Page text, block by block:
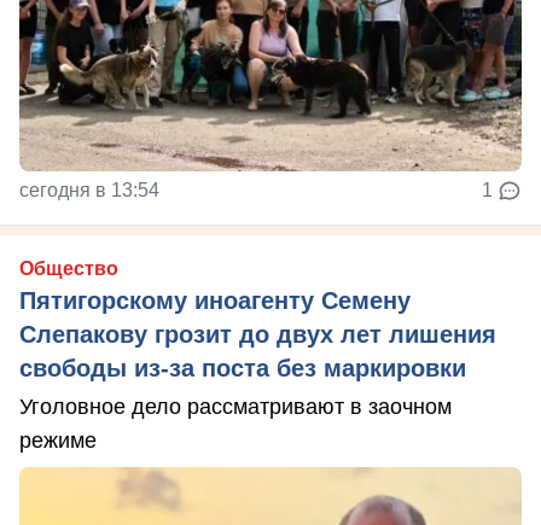
сегодня в 13:54 1
Общество
Пятигорскому иноагенту Семену
Слепакову грозит до двух лет лишения
свободы из-за поста без маркировки
Уголовное дело рассматривают в заочном
режиме